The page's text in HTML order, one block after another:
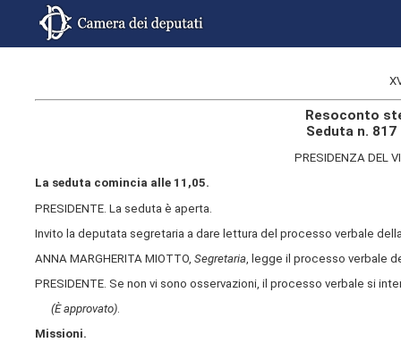
Resoconto
Seduta n.
PRESIDENZA DEL
La seduta comincia alle 11,05.
PRESIDENTE. La seduta è aperta.
Invito la deputata segretaria a dare lettura del processo verbale
ANNA MARGHERITA MIOTTO,Segretaria , legge il processo verbale
PRESIDENTE. Se non vi sono osservazioni, il processo verbale si
(È approvato).
Missioni.